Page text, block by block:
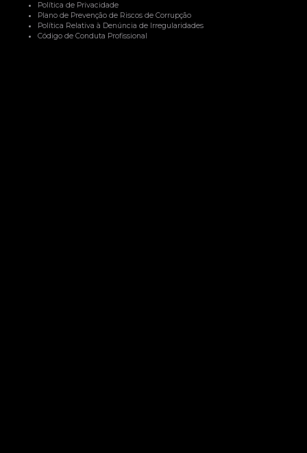
Política de Privacidade
Plano de Prevenção de Riscos de Corrupção
Política Relativa à Denúncia de Irregularidades
Código de Conduta Profissional